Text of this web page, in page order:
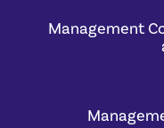
Management